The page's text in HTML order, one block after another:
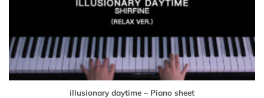
illusionary daytime – Piano sheet